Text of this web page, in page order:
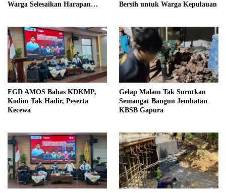
Warga Selesaikan Harapan
Bersih untuk Warga Kepulauan
FGD AMOS Bahas KDKMP,
Kodim Tak Hadir, Peserta
Kecewa
Gelap Malam Tak Surutkan
Semangat Bangun Jembatan
KBSB Gapura